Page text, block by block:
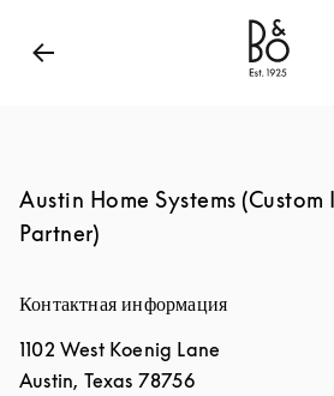
Bang & Olufsen -
Austin Home Systems
Partner)
Контактная информация
1102 West Koenig Lane
Austin, Texas 78756